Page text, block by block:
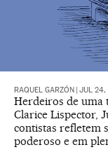
RAQUEL GARZÓN JUL 24,
Herdeiros de uma
Clarice Lispector,
contistas refletem
poderoso e em